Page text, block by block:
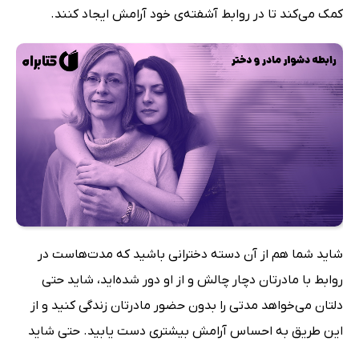
کمک می‌کند تا در روابط آشفته‌ی خود آرامش ایجاد کنند.
شاید شما هم از آن دسته دخترانی باشید که مدت‌هاست در
روابط با مادرتان دچار چالش و از او دور شده‌اید، شاید حتی
دلتان می‌خواهد مدتی را بدون حضور مادرتان زندگی کنید و از
این طریق به احساس آرامش بیشتری دست یابید. حتی شاید